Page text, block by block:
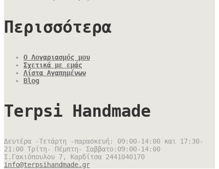
Περισσότερα
Ο Λογαριασμός μου
Σχετικά με εμάς
Λίστα Αγαπημένων
Blog
Terpsi Handmade
Δευτέρα -Τετάρτη -παρασκευή: 09:00-14:00 και 17:30-
21:00 Τρίτη- Πέμπτη- Σαββατο:09:00-14:00
Ι.Γακιόπουλου 7, Καρδίτσα 2441040170
info@terpsihandmade.gr